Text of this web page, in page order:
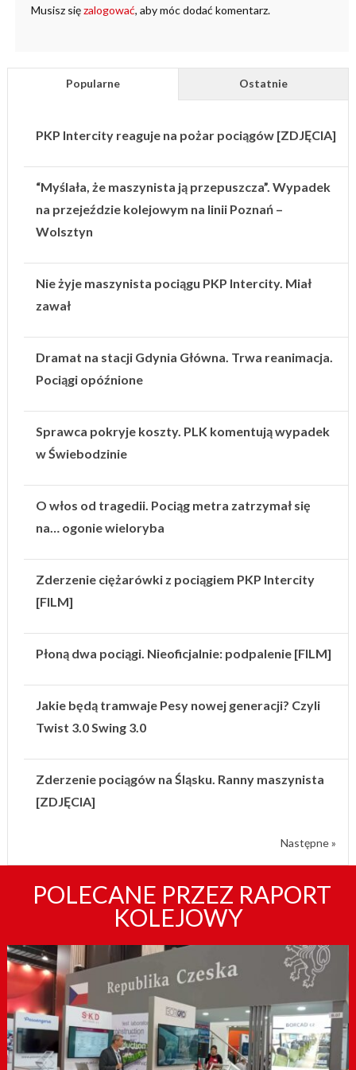
Musisz sięzalogować, aby móc dodać komentarz.
Popularne Ostatnie
PKP Intercity reaguje na pożar pociągów [ZDJĘCIA]
“Myślała, że maszynista ją przepuszcza”. Wypadek
na przejeździe kolejowym na linii Poznań –
Wolsztyn
Nie żyje maszynista pociągu PKP Intercity. Miał
zawał
Dramat na stacji Gdynia Główna. Trwa reanimacja.
Pociągi opóźnione
Sprawca pokryje koszty. PLK komentują wypadek
w Świebodzinie
O włos od tragedii. Pociąg metra zatrzymał się
na… ogonie wieloryba
Zderzenie ciężarówki z pociągiem PKP Intercity
[FILM]
Płoną dwa pociągi. Nieoficjalnie: podpalenie [FILM]
Jakie będą tramwaje Pesy nowej generacji? Czyli
Twist 3.0 Swing 3.0
Zderzenie pociągów na Śląsku. Ranny maszynista
[ZDJĘCIA]
Następne »
POLECANE PRZEZ RAPORT
KOLEJOWY